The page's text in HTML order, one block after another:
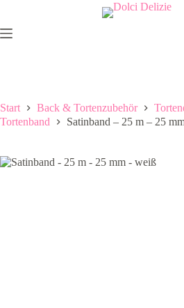
springen
Start Back & Tortenzubehör
Tortenband
Satinband – 25 m – 25